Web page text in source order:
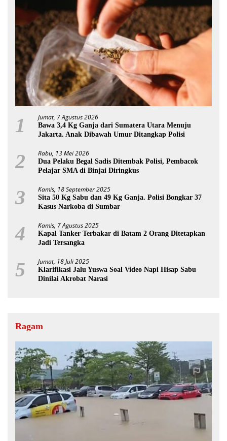
1 Jumat, 7 Agustus 2026
Bawa 3,4 Kg Ganja dari Sumatera Utara Menuju
Jakarta. Anak Dibawah Umur Ditangkap Polisi
2 Rabu, 13 Mei 2026
Dua Pelaku Begal Sadis Ditembak Polisi, Pembacok
Pelajar SMA di Binjai Diringkus
3 Kamis, 18 September 2025
Sita 50 Kg Sabu dan 49 Kg Ganja. Polisi Bongkar 37
Kasus Narkoba di Sumbar
4 Kamis, 7 Agustus 2025
Kapal Tanker Terbakar di Batam 2 Orang Ditetapkan
Jadi Tersangka
5 Jumat, 18 Juli 2025
Klarifikasi Jalu Yuswa Soal Video Napi Hisap Sabu
Dinilai Akrobat Narasi
Ragam